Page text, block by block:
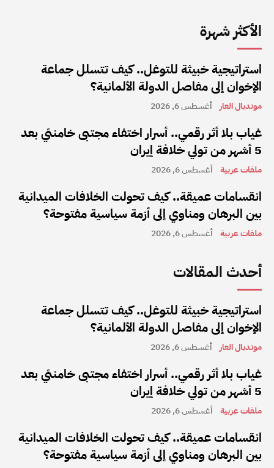
الأكثر شهرة
استراتيجية خبيثة للتوغل.. كيف تتسلل جماعة
الإخوان إلى مفاصل الدولة الألمانية؟
مونديال العار أغسطس 6, 2026
غياب بلا أثر رقمي.. أسرار اختفاء مجتبى خامنئي بعد
5 أشهر من تولي خلافة إيران
ملفات عربية أغسطس 6, 2026
انقسامات عميقة.. كيف تحولت الخلافات الميدانية
بين البرهان ومناوي إلى أزمة سياسية مفتوحة؟
ملفات عربية أغسطس 6, 2026
أحدث المقالات
استراتيجية خبيثة للتوغل.. كيف تتسلل جماعة
الإخوان إلى مفاصل الدولة الألمانية؟
مونديال العار أغسطس 6, 2026
غياب بلا أثر رقمي.. أسرار اختفاء مجتبى خامنئي بعد
5 أشهر من تولي خلافة إيران
ملفات عربية أغسطس 6, 2026
انقسامات عميقة.. كيف تحولت الخلافات الميدانية
بين البرهان ومناوي إلى أزمة سياسية مفتوحة؟